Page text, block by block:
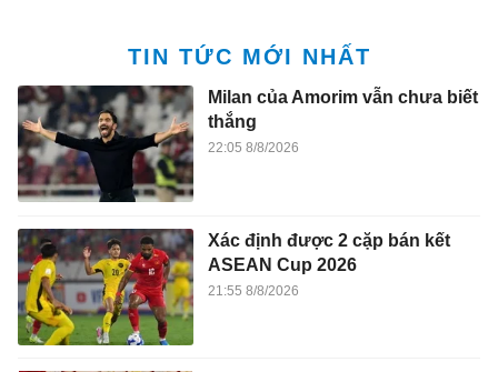
TIN TỨC MỚI NHẤT
Milan của Amorim vẫn chưa biết
thắng
22:05 8/8/2026
Xác định được 2 cặp bán kết
ASEAN Cup 2026
21:55 8/8/2026